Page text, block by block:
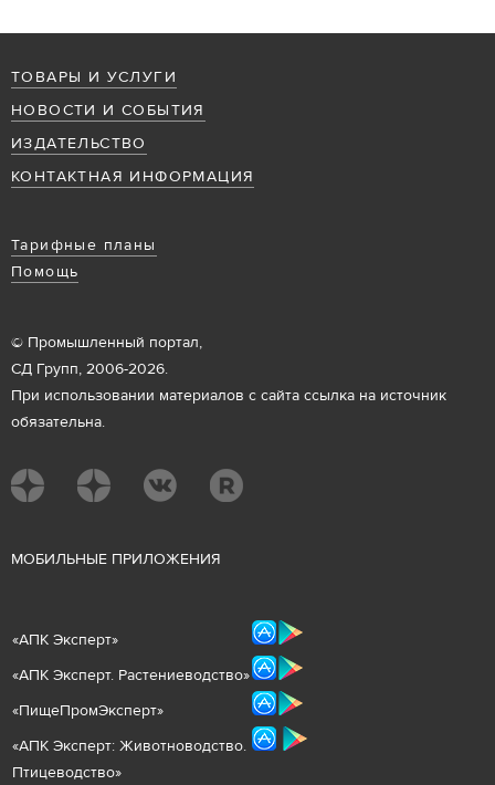
ТОВАРЫ И УСЛУГИ
НОВОСТИ И СОБЫТИЯ
ИЗДАТЕЛЬСТВО
КОНТАКТНАЯ ИНФОРМАЦИЯ
Тарифные планы
Помощь
© Промышленный портал,
СД Групп, 2006-2026.
При использовании материалов с сайта ссылка на источник
обязательна.
МОБИЛЬНЫЕ ПРИЛОЖЕНИЯ
«АПК Эксперт»
«АПК Эксперт. Растениеводство»
«ПищеПромЭксперт»
«АПК Эксперт: Животноводство.
Птицеводство»